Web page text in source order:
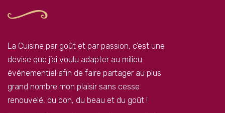
La Cuisine par goût et par passion, c’est une
devise que j’ai voulu adapter au milieu
événementiel afin de faire partager au plus
grand nombre mon plaisir sans cesse
renouvelé, du bon, du beau et du goût !